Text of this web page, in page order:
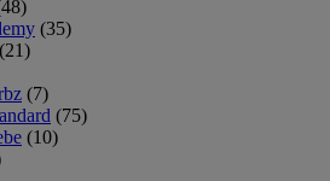
(35)
(21)
(7)
(75)
(10)